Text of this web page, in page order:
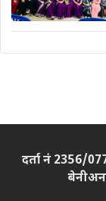
दर्ता नं 2356/